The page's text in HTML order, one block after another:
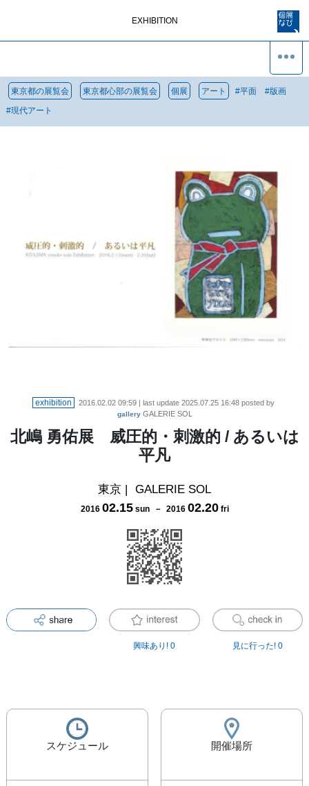
EXHIBITION
東京都の展覧会 東京都心部の展覧会 個展 アート #平面 #版画
#現代アート
exhibition 2016.02.02 09:59 | last update 2025.07.25 16:48 posted by
gallery GALERIE SOL
北嶋 勇佑展 威圧的・刺激的 / あるいは
平凡
東京 | GALERIE SOL
2016 02.15 sun－ 2016 02.20 fri
興味あり! 0 見に行った! 0
スケジュール 開催場所